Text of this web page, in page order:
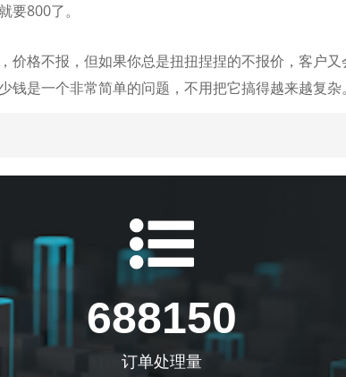
800了。
格不报，但如果你总是扭扭捏捏的不报价，客户
是一个非常简单的问题，不用把它搞得越来越复杂。
688150
订单处理量